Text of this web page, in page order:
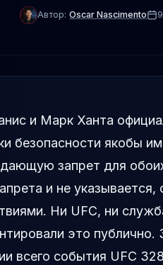
Автор: Oscar Nascimento
и Марк Ханта
безопасности якобы
запрет для
и не
Ни UFC, ни
это публично.
всего события UFC